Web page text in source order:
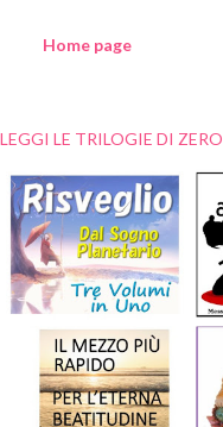
Home page
LEGGI LE TRILOGIE DI ZERO